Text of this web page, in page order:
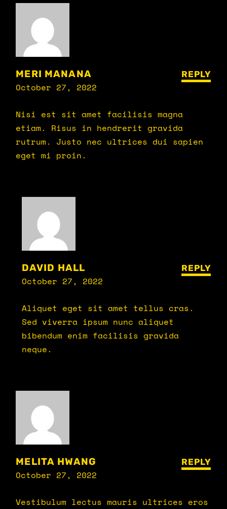
MERI MANANA
October 27, 2022
REPLY
Nisi est sit amet facilisis magna
etiam. Risus in hendrerit gravida
rutrum. Justo nec ultrices dui sapien
eget mi proin.
DAVID HALL
October 27, 2022
REPLY
Aliquet eget sit amet tellus cras.
Sed viverra ipsum nunc aliquet
bibendum enim facilisis gravida
neque.
MELITA HWANG
October 27, 2022
REPLY
Vestibulum lectus mauris ultrices eros